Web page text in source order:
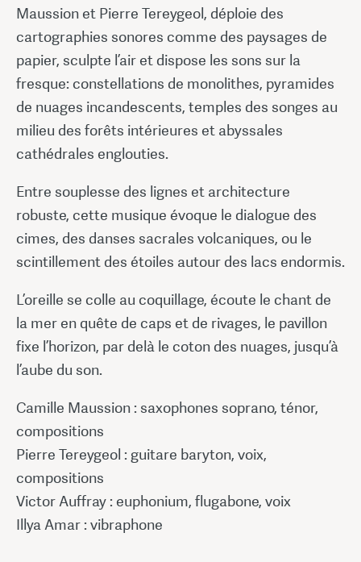
Maussion et Pierre Tereygeol, déploie des
cartographies sonores comme des paysages de
papier, sculpte l’air et dispose les sons sur la
fresque: constellations de monolithes, pyramides
de nuages incandescents, temples des songes au
milieu des forêts intérieures et abyssales
cathédrales englouties.
Entre souplesse des lignes et architecture
robuste, cette musique évoque le dialogue des
cimes, des danses sacrales volcaniques, ou le
scintillement des étoiles autour des lacs endormis.
L’oreille se colle au coquillage, écoute le chant de
la mer en quête de caps et de rivages, le pavillon
fixe l’horizon, par delà le coton des nuages, jusqu’à
l’aube du son.
Camille Maussion : saxophones soprano, ténor,
compositions
Pierre Tereygeol : guitare baryton, voix,
compositions
Victor Auffray : euphonium, flugabone, voix
Illya Amar : vibraphone